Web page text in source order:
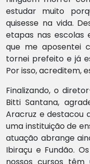
estudar muito
quisesse na vida.
etapas nas escolas
que me aposentei
tornei prefeito e já
Por isso, acreditem,
Finalizando, o
Bitti Santana,
Aracruz e destacou
uma instituição de
atuação abrange
Ibiraçu e Fundão.
nossos cursos têm